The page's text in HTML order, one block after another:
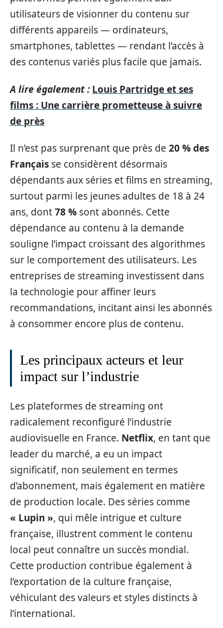
utilisateurs de visionner du contenu sur
différents appareils — ordinateurs,
smartphones, tablettes — rendant l’accès à
des contenus variés plus facile que jamais.
A lire également : Louis Partridge et ses
films : Une carrière prometteuse à suivre
de près
Il n’est pas surprenant que près de 20 % des
Français se considèrent désormais
dépendants aux séries et films en streaming,
surtout parmi les jeunes adultes de 18 à 24
ans, dont78 % sont abonnés. Cette
dépendance au contenu à la demande
souligne l’impact croissant des algorithmes
sur le comportement des utilisateurs. Les
entreprises de streaming investissent dans
la technologie pour affiner leurs
recommandations, incitant ainsi les abonnés
à consommer encore plus de contenu.
Les principaux acteurs et leur
impact sur l’industrie
Les plateformes de streaming ont
radicalement reconfiguré l’industrie
audiovisuelle en France. Netflix, en tant que
leader du marché, a eu un impact
significatif, non seulement en termes
d’abonnement, mais également en matière
de production locale. Des séries comme
« Lupin », qui mêle intrigue et culture
française, illustrent comment le contenu
local peut connaître un succès mondial.
Cette production contribue également à
l’exportation de la culture française,
véhiculant des valeurs et styles distincts à
l’international.